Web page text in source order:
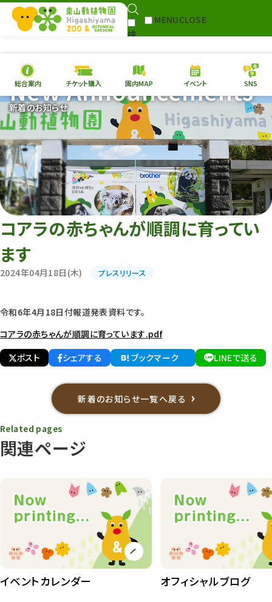
検
MENUCLOSE
本日の開園情報 チケ
園内MAP イベント
総合案内
動物園 植物園
再生プラン
東山動植物園
への支援
環境教育
総合案内 チケット購入 園内MAP イベント SNS
新着のお知らせ
New Announcements
コアラの赤ちゃんが順調に育ってい
ます
2024年04月18日(木) プレスリリース
令和6年4月18日付報道発表資料です。
コアラの赤ちゃんが順調に育っています.pdf
ポスト
シェアする ブックマーク LINEで送る
新着のお知らせ一覧へ戻る
関連ページ
Related pages
イベントカレンダー オフィシャルブログ